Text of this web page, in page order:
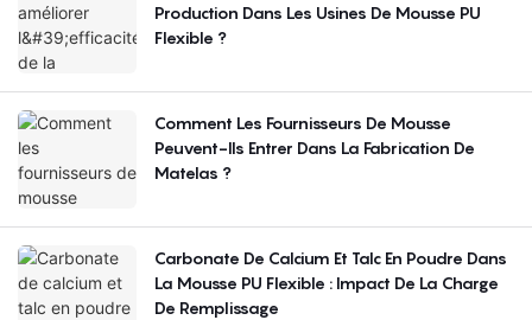
Production Dans Les Usines De Mousse PU
Flexible ?
Comment Les Fournisseurs De Mousse
Peuvent-Ils Entrer Dans La Fabrication De
Matelas ?
Carbonate De Calcium Et Talc En Poudre Dans
La Mousse PU Flexible : Impact De La Charge
De Remplissage